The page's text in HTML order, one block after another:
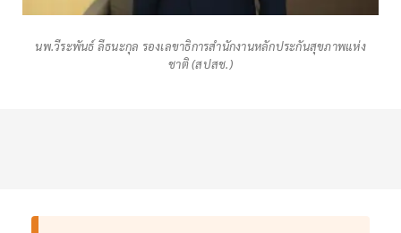
นพ.วีระพันธ์ ลีธนะกุล รองเลขาธิการสำนักงานหลักประกันสุขภาพแห่ง
ชาติ (สปสช.)